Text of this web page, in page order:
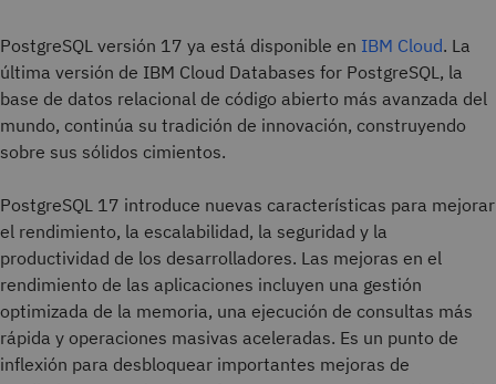
PostgreSQL versión 17 ya está disponible en IBM Cloud. La
última versión de IBM Cloud Databases for PostgreSQL, la
base de datos relacional de código abierto más avanzada del
mundo, continúa su tradición de innovación, construyendo
sobre sus sólidos cimientos.
PostgreSQL 17 introduce nuevas características para mejorar
el rendimiento, la escalabilidad, la seguridad y la
productividad de los desarrolladores. Las mejoras en el
rendimiento de las aplicaciones incluyen una gestión
optimizada de la memoria, una ejecución de consultas más
rápida y operaciones masivas aceleradas. Es un punto de
inflexión para desbloquear importantes mejoras de